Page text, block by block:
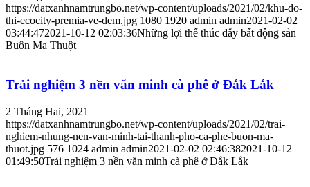
https://datxanhnamtrungbo.net/wp-content/uploads/2021/02/khu-do-
thi-ecocity-premia-ve-dem.jpg 1080 1920 admin admin2021-02-02
03:44:472021-10-12 02:03:36Những lợi thế thúc đẩy bất động sản
Buôn Ma Thuột
Trải nghiệm 3 nền văn minh cà phê ở Đắk Lắk
2 Tháng Hai, 2021
https://datxanhnamtrungbo.net/wp-content/uploads/2021/02/trai-
nghiem-nhung-nen-van-minh-tai-thanh-pho-ca-phe-buon-ma-
thuot.jpg 576 1024 admin admin2021-02-02 02:46:382021-10-12
01:49:50Trải nghiệm 3 nền văn minh cà phê ở Đắk Lắk